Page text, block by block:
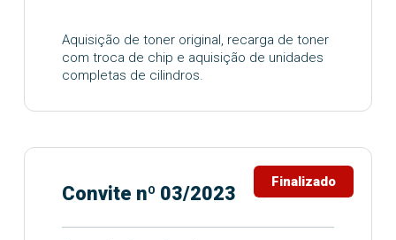
Aquisição de toner original, recarga de toner
com troca de chip e aquisição de unidades
completas de cilindros.
Convite nº 03/2023
Finalizado